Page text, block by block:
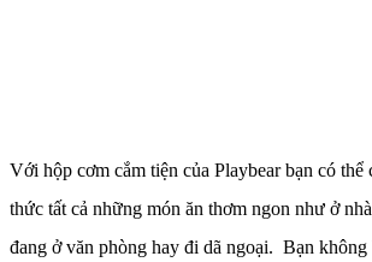
Với hộp cơm cắm tiện của Playbear bạn có thể
thức tất cả những món ăn thơm ngon như ở
đang ở văn phòng hay đi dã ngoại. Bạn không